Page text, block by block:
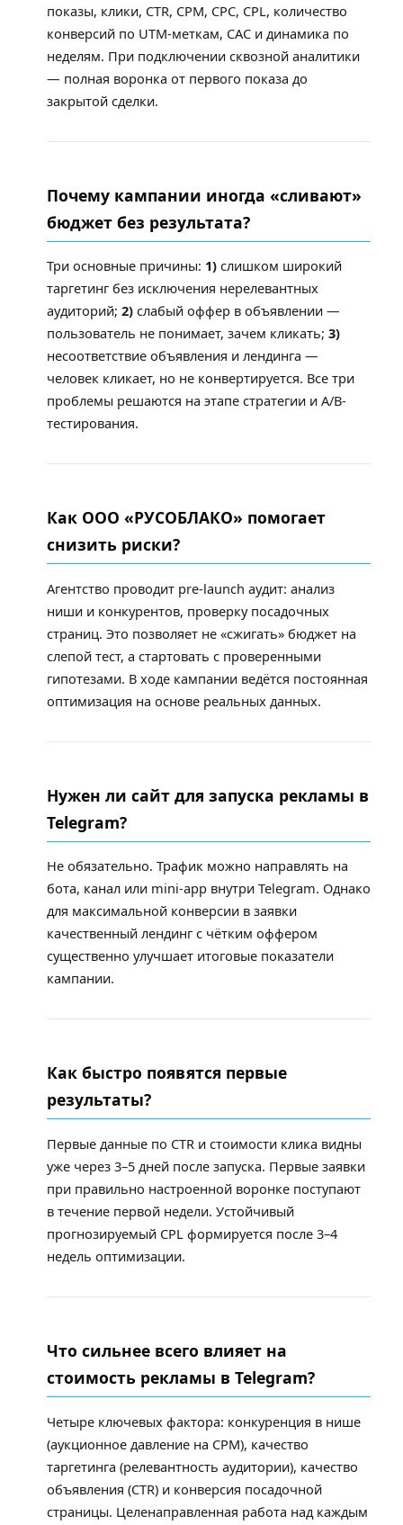
показы, клики, CTR, CPM, CPC, CPL, количество
конверсий по UTM-меткам, CAC и динамика по
неделям. При подключении сквозной аналитики
— полная воронка от первого показа до
закрытой сделки.
Почему кампании иногда «сливают»
бюджет без результата?
Три основные причины: 1) слишком широкий
таргетинг без исключения нерелевантных
аудиторий; 2) слабый оффер в объявлении —
пользователь не понимает, зачем кликать; 3)
несоответствие объявления и лендинга —
человек кликает, но не конвертируется. Все три
проблемы решаются на этапе стратегии и A/B-
тестирования.
Как ООО «РУСОБЛАКО» помогает
снизить риски?
Агентство проводит pre-launch аудит: анализ
ниши и конкурентов, проверку посадочных
страниц. Это позволяет не «сжигать» бюджет на
слепой тест, а стартовать с проверенными
гипотезами. В ходе кампании ведётся постоянная
оптимизация на основе реальных данных.
Нужен ли сайт для запуска рекламы в
Telegram?
Не обязательно. Трафик можно направлять на
бота, канал или mini-app внутри Telegram. Однако
для максимальной конверсии в заявки
качественный лендинг с чётким оффером
существенно улучшает итоговые показатели
кампании.
Как быстро появятся первые
результаты?
Первые данные по CTR и стоимости клика видны
уже через 3–5 дней после запуска. Первые заявки
при правильно настроенной воронке поступают
в течение первой недели. Устойчивый
прогнозируемый CPL формируется после 3–4
недель оптимизации.
Что сильнее всего влияет на
стоимость рекламы в Telegram?
Четыре ключевых фактора: конкуренция в нише
(аукционное давление на CPM), качество
таргетинга (релевантность аудитории), качество
объявления (CTR) и конверсия посадочной
страницы. Целенаправленная работа над каждым